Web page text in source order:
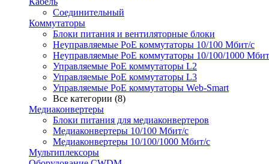
Соединительный
Коммутаторы
Блоки питания и вентиляторные блоки
Неуправляемые PoE коммутаторы 10/100 Мбит/с
Неуправляемые PoE коммутаторы 10/100/1000
Управляемые PoE коммутаторы L2
Управляемые PoE коммутаторы L3
Управляемые PoE коммутаторы Web-Smart
Все категории (8)
Медиаконвертеры
Блоки питания для медиаконвертеров
Медиаконвертеры 10/100 Мбит/с
Медиаконвертеры 10/100/1000 Мбит/c
Мультиплексоры